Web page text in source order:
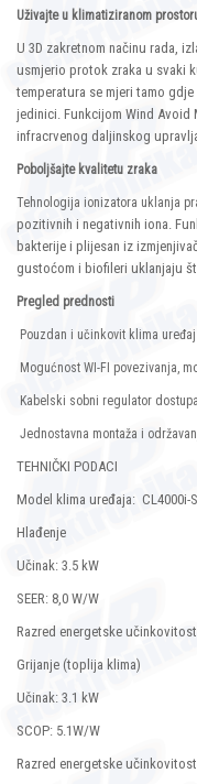
Uživajte u klimatiziranom
U 3D zakretnom načinu rada,
usmjerio protok zraka u svaki
temperatura se mjeri tamo
jedinici. Funkcijom Wind Avoid
infracrvenog daljinskog
Poboljšajte kvalitetu zraka
Tehnologija ionizatora uklanja
pozitivnih i negativnih iona.
bakterije i plijesan iz
gustoćom i biofileri uklanjaju
Pregled prednosti
Pouzdan i učinkovit klima
Mogućnost WI-FI povezivanja,
Kabelski sobni regulator
Jednostavna montaža i
TEHNIČKI PODACI
Model klima uređaja: CL4000i-
Hlađenje
Učinak: 3.5 kW
SEER: 8,0 W/W
Razred energetske
Grijanje (toplija klima)
Učinak: 3.1 kW
SCOP: 5.1W/W
Razred energetske